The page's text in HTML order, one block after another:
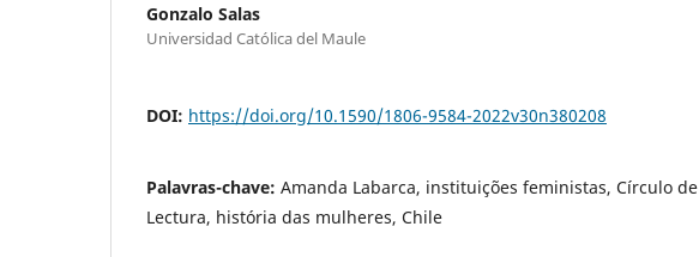
Gonzalo Salas
Universidad Católica del Maule
DOI: https://doi.org/10.1590/1806-9584-2022v30n380208
Palavras-chave: Amanda Labarca, instituições feministas, Círculo de
Lectura, história das mulheres, Chile